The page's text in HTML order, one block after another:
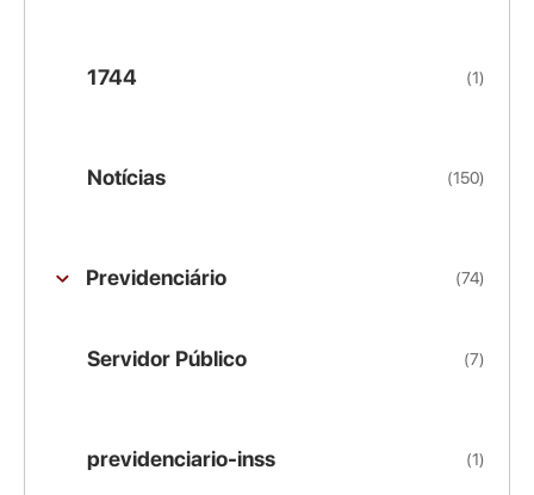
1744 (1)
Notícias (150)
Previdenciário (74)
Servidor Público (7)
previdenciario-inss (1)